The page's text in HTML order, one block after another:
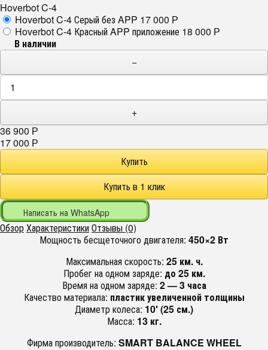
Hoverbot C-4
Hoverbot C-4 Серыйбез APP 17 000 Р
Hoverbot C-4 КрасныйAPP приложение 18 000 Р
В наличии
−
+
36 900 Р
17 000 Р
Написать на WhatsApp
ОбзорХарактеристикиОтзывы (0)
Мощность бесщеточного двигателя: 450×2 Вт
Максимальная скорость: 25 км. ч.
Пробег на одном заряде: до 25 км.
Время на одном заряде: 2 — 3 часа
Качество материала: пластик увеличенной толщины
Диаметр колеса: 10′ (25 см.)
Масса: 13 кг.
Фирма производитель: SMART BALANCE WHEEL